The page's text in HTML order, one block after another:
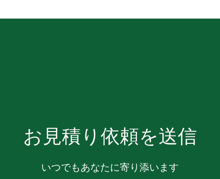
お見積り依頼を送信
いつでもあなたに寄り添います